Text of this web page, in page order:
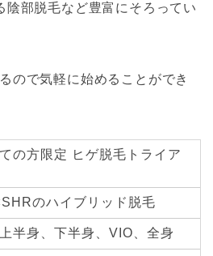
陰部脱毛など豊富にそろってい
ので気軽に始めることができ
の方限定 ヒゲ脱毛トライア
のハイブリッド脱毛
半身、下半身、VIO、全身